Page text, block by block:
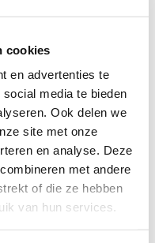
cookies
en advertenties te
media te bieden
Ook delen we
site met onze
en analyse. Deze
met andere
of die ze hebben
van hun services.
over of te maken
zoals
).
procedures en
naar een
van
die getraind
te geven.